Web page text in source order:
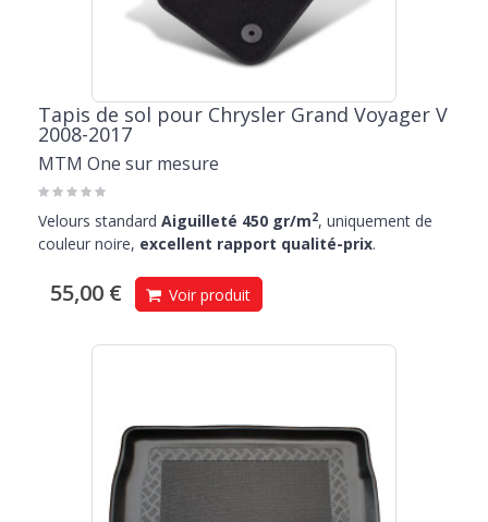
Tapis de sol pour Chrysler Grand Voyager V
2008-2017
MTM One sur mesure
Velours standard Aiguilleté 450 gr/m2, uniquement de
couleur noire, excellent rapport qualité-prix.
55,00 € Voir produit